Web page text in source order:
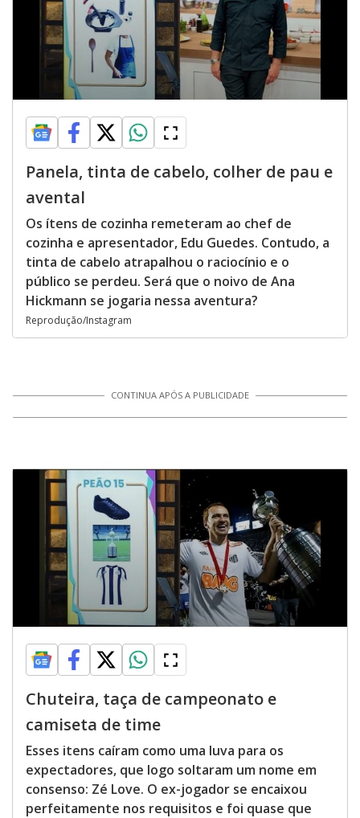
Panela, tinta de cabelo, colher de pau e
avental
Os ítens de cozinha remeteram ao chef de
cozinha e apresentador, Edu Guedes. Contudo, a
tinta de cabelo atrapalhou o raciocínio e o
público se perdeu. Será que o noivo de Ana
Hickmann se jogaria nessa aventura?
Reprodução/Instagram
CONTINUA APÓS A PUBLICIDADE
Chuteira, taça de campeonato e
camiseta de time
Esses itens caíram como uma luva para os
expectadores, que logo soltaram um nome em
consenso: Zé Love. O ex-jogador se encaixou
perfeitamente nos requisitos e foi quase que